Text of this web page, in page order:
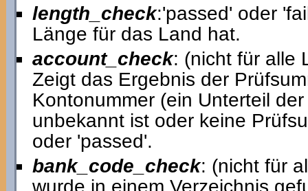
length_check:'passed' oder
Länge für das Land hat.
account_check: (nicht für alle
Zeigt das Ergebnis der
Kontonummer (ein Unterteil
unbekannt ist oder keine
oder 'passed'.
bank_code_check: (nicht für
wurde in einem Verzeichnis